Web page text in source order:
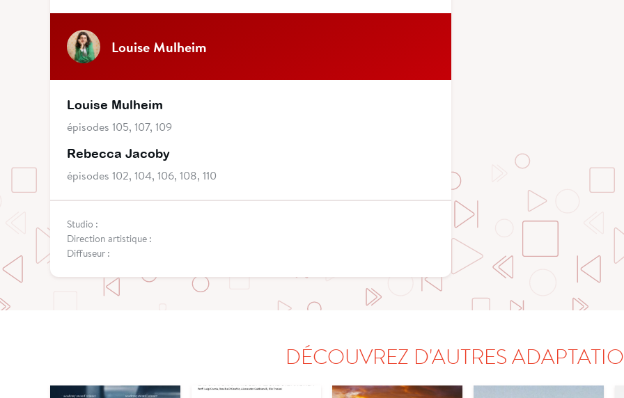
Louise Mulheim
Louise Mulheim
épisodes 105, 107, 109
Rebecca Jacoby
épisodes 102, 104, 106, 108, 110
Studio :
Direction artistique :
Diffuseur :
DÉCOUVREZ D'AUTRES